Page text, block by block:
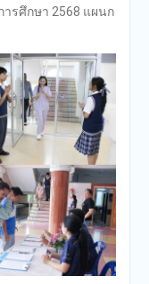
รศึกษา 2568 แผนก